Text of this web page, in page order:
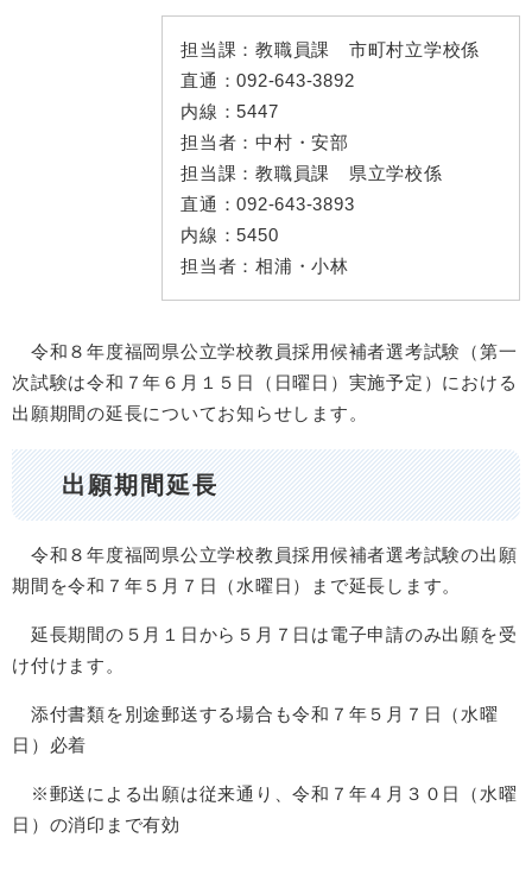
担当課： 教職員課 市町村立学校係
直通：092-643-3892
内線：5447
担当者： 中村・安部
担当課： 教職員課 県立学校係
直通：092-643-3893
内線：5450
担当者： 相浦・小林
令和８年度福岡県公立学校教員採用候補者選考試験（第一
次試験は令和７年６月１５日（日曜日）実施予定）における
出願期間の延長についてお知らせします。
出願期間延長
​令和８年度福岡県公立学校教員採用候補者選考試験の出願
期間を令和７年５月７日（水曜日）まで延長します。
延長期間の５月１日から５月７日は電子申請のみ出願を受
け付けます。
添付書類を別途郵送する場合も令和７年５月７日（水曜
日）必着
※郵送による出願は従来通り、令和７年４月３０日（水曜
日）の消印まで有効